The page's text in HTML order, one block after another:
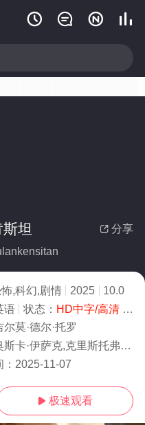
   
 分享
坦
,科幻,剧情 2025
10.0
语 状态： HD中字/高清- 免费在线观看
尔莫·德尔·托罗
伊萨克,克里斯托弗·瓦尔兹,米娅·高斯,费利克斯·卡默雷尔,拉尔夫·伊内森,雅各布·艾洛蒂,查尔斯·丹
2025-11-07
 极速观看